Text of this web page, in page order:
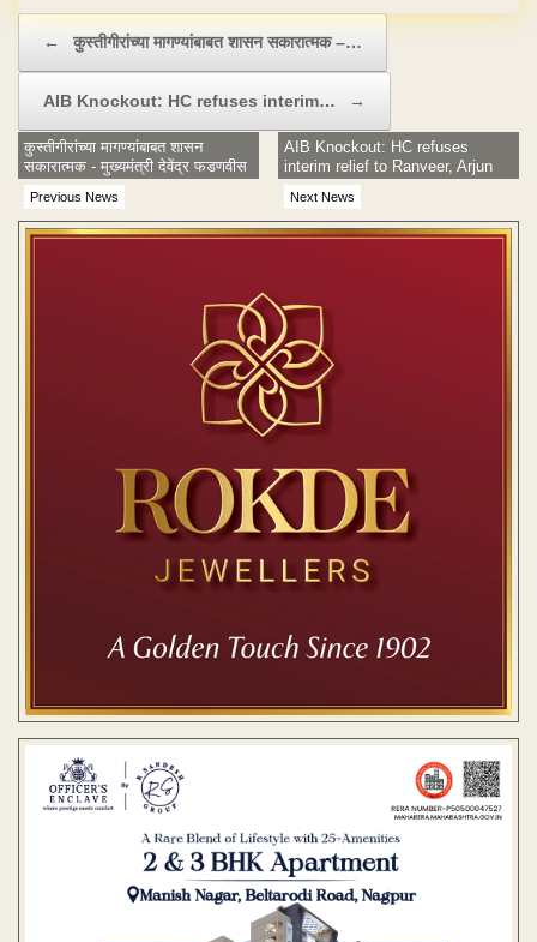
← कुस्तीगीरांच्या मागण्यांबाबत शासन सकारात्मक –…
AIB Knockout: HC refuses interim… →
Previous News
कुस्तीगीरांच्या मागण्यांबाबत शासन
सकारात्मक - मुख्यमंत्री देवेंद्र फडणवीस
Next News
AIB Knockout: HC refuses
interim relief to Ranveer, Arjun